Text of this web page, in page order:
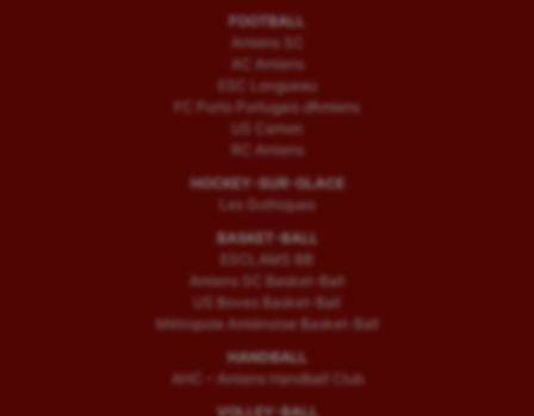
FOOTBALL
Amiens SC
AC Amiens
ESC Longueau
FC Porto Portugais d’Amiens
US Camon
RC Amiens
HOCKEY-SUR-GLACE
Les Gothiques
BASKET-BALL
ESCLAMS BB
Amiens SC Basket-Ball
US Boves Basket-Ball
Métropole Amiénoise Basket-Ball
HANDBALL
AHC – Amiens Handball Club
VOLLEY-BALL